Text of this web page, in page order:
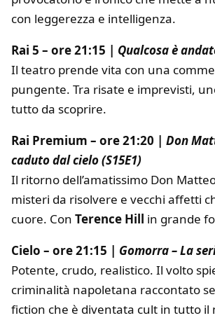
con leggerezza e intelligenza.
Rai 5 – ore 21:15 | Qualcosa è
Il teatro prende vita con una
pungente. Tra risate e imprevisti,
tutto da scoprire.
Rai Premium – ore 21:20 | Don
caduto dal cielo (S15E1)
Il ritorno dell’amatissimo Don
misteri da risolvere e vecchi affetti
cuore. Con Terence Hill in grande
Cielo – ore 21:15 | Gomorra – La
Potente, crudo, realistico. Il volto
criminalità napoletana raccontato
fiction che è diventata cult in tutto il